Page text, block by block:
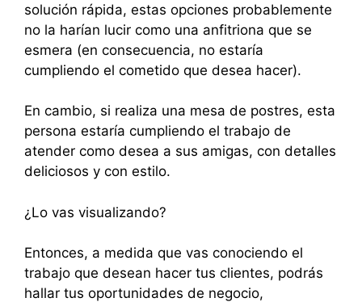
solución rápida, estas opciones probablemente
no la harían lucir como una anfitriona que se
esmera (en consecuencia, no estaría
cumpliendo el cometido que desea hacer).
En cambio, si realiza una mesa de postres, esta
persona estaría cumpliendo el trabajo de
atender como desea a sus amigas, con detalles
deliciosos y con estilo.
¿Lo vas visualizando?
Entonces, a medida que vas conociendo el
trabajo que desean hacer tus clientes, podrás
hallar tus oportunidades de negocio,